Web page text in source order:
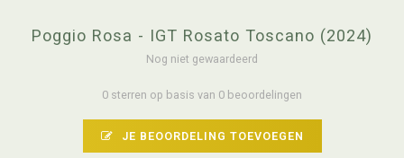
Poggio Rosa - IGT Rosato Toscano (2024)
Nog niet gewaardeerd
0 sterren op basis van 0 beoordelingen
JE BEOORDELING TOEVOEGEN